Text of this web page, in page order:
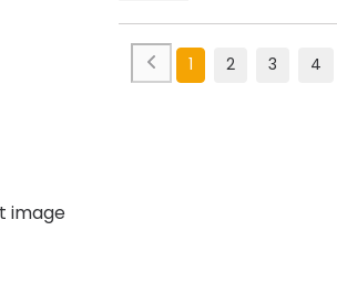
1 2 3 4